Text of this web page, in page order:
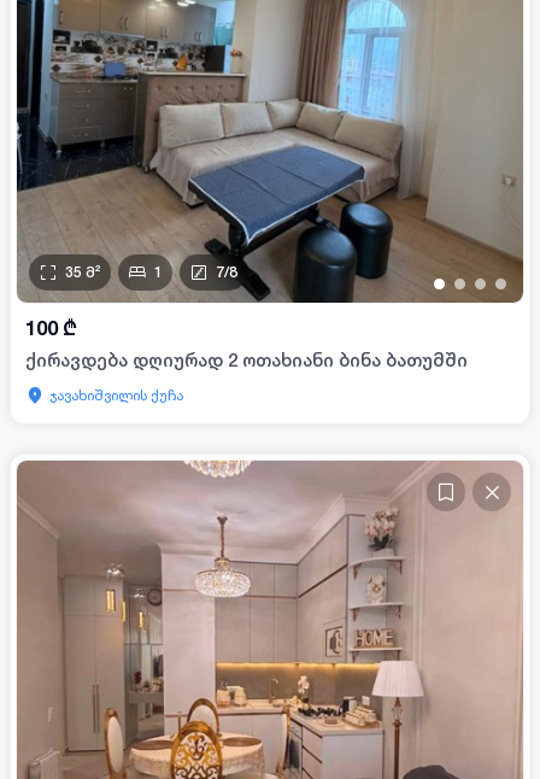
• • • •
35 მ² 1 7/8
100 ₾
ქირავდება დღიურად 2 ოთახიანი ბინა ბათუმში
ჯავახიშვილის ქუჩა